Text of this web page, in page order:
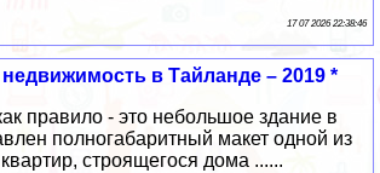
17 07 2026 22:38:46
в Тайланде – 2019 *
правило - это небольшое здание в
полногабаритный макет одной из
строящегося дома ......